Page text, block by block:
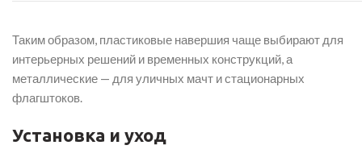
Таким образом, пластиковые навершия чаще выбирают для
интерьерных решений и временных конструкций, а
металлические — для уличных мачт и стационарных
флагштоков.
Установка и уход